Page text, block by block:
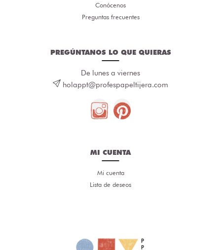
Conócenos
Preguntas frecuentes
PREGÚNTANOS LO QUE QUIERAS
De lunes a viernes
holappt@profespapeltijera.com
MI CUENTA
Mi cuenta
Lista de deseos